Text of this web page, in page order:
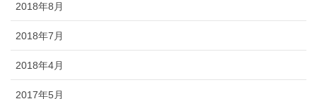
2018年8月
2018年7月
2018年4月
2017年5月